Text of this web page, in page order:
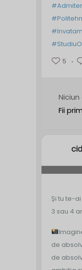
5
Fii
Și tu te-
3 sau 4
de
de